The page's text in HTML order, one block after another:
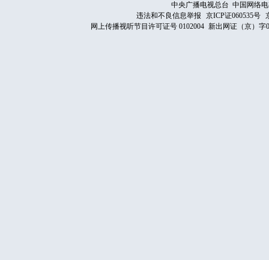
中央广播电视总台 中国网络
违法和不良信息举报
京ICP证060535号
网上传播视听节目许可证号 0102004 新出网证（京）